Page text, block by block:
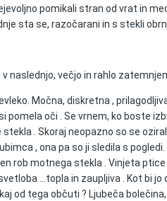
pomikali stran od vrat in
sta se, razočarani in s stekli
naslednjo, večjo in rahlo
Močna, diskretna ,
pomela oči . Se vrnem, ko boste
. Skoraj neopazno so se
, ona pa so ji sledila s
rob motnega stekla . Vinjeta
...topla in zaupljiva . Kot bi
od tega občuti ? Ljubeča